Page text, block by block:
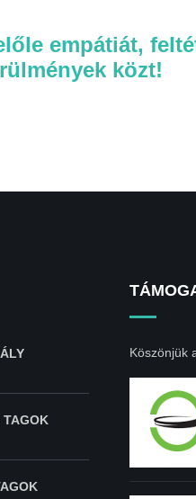
empátiát,
közt!
TAGOK
Köszönjük